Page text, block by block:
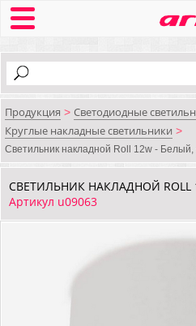
Продукция > Светодиодные
Круглые накладные светильники >
Светильник накладной Roll 12w - Белый,
СВЕТИЛЬНИК НАКЛАДНОЙ ROLL
Артикул u09063